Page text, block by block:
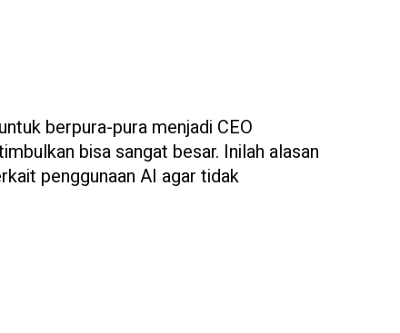
berpura-pura menjadi CEO
bisa sangat besar. Inilah alasan
penggunaan AI agar tidak